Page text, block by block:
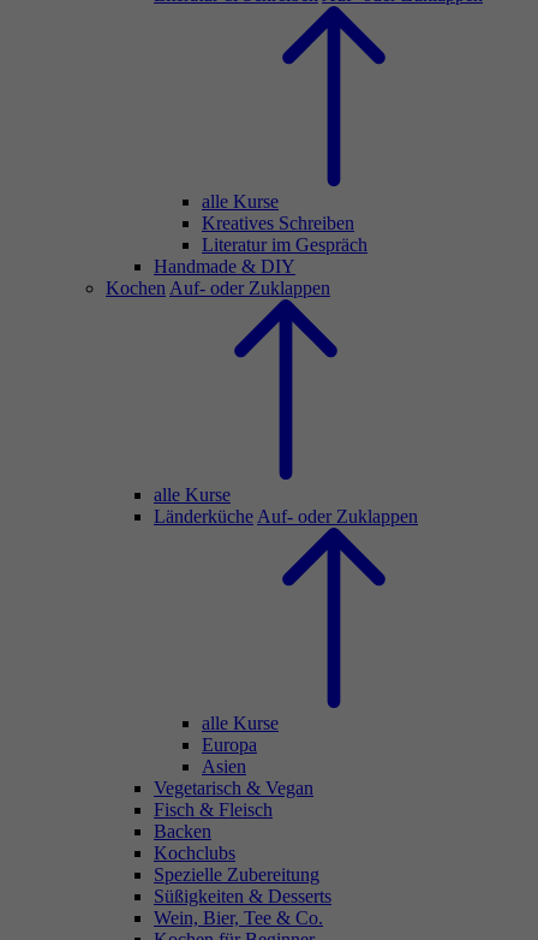
alle Kurse
Kreatives Schreiben
Literatur im Gespräch
Handmade & DIY
Kochen Auf- oder Zuklappen
alle Kurse
Länderküche Auf- oder Zuklappen
alle Kurse
Europa
Asien
Vegetarisch & Vegan
Fisch & Fleisch
Backen
Kochclubs
Spezielle Zubereitung
Süßigkeiten & Desserts
Wein, Bier, Tee & Co.